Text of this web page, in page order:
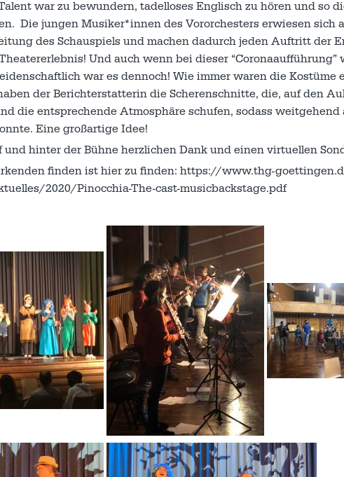
war zu bewundern, tadelloses Englisch zu hören und so
Die jungen Musiker*innen des Vororchesters erwiesen sich
des Schauspiels und machen dadurch jeden Auftritt der
Und auch wenn bei dieser “Coronaaufführung”
war es dennoch! Wie immer waren die Kostüme
der Berichterstatterin die Scherenschnitte, die, auf den
die entsprechende Atmosphäre schufen, sodass
Eine großartige Idee!
hinter der Bühne herzlichen Dank und einen virtuellen
finden ist hier zu finden: https://www.thg-
2020/Pinocchia-The-cast-musicbackstage.pdf